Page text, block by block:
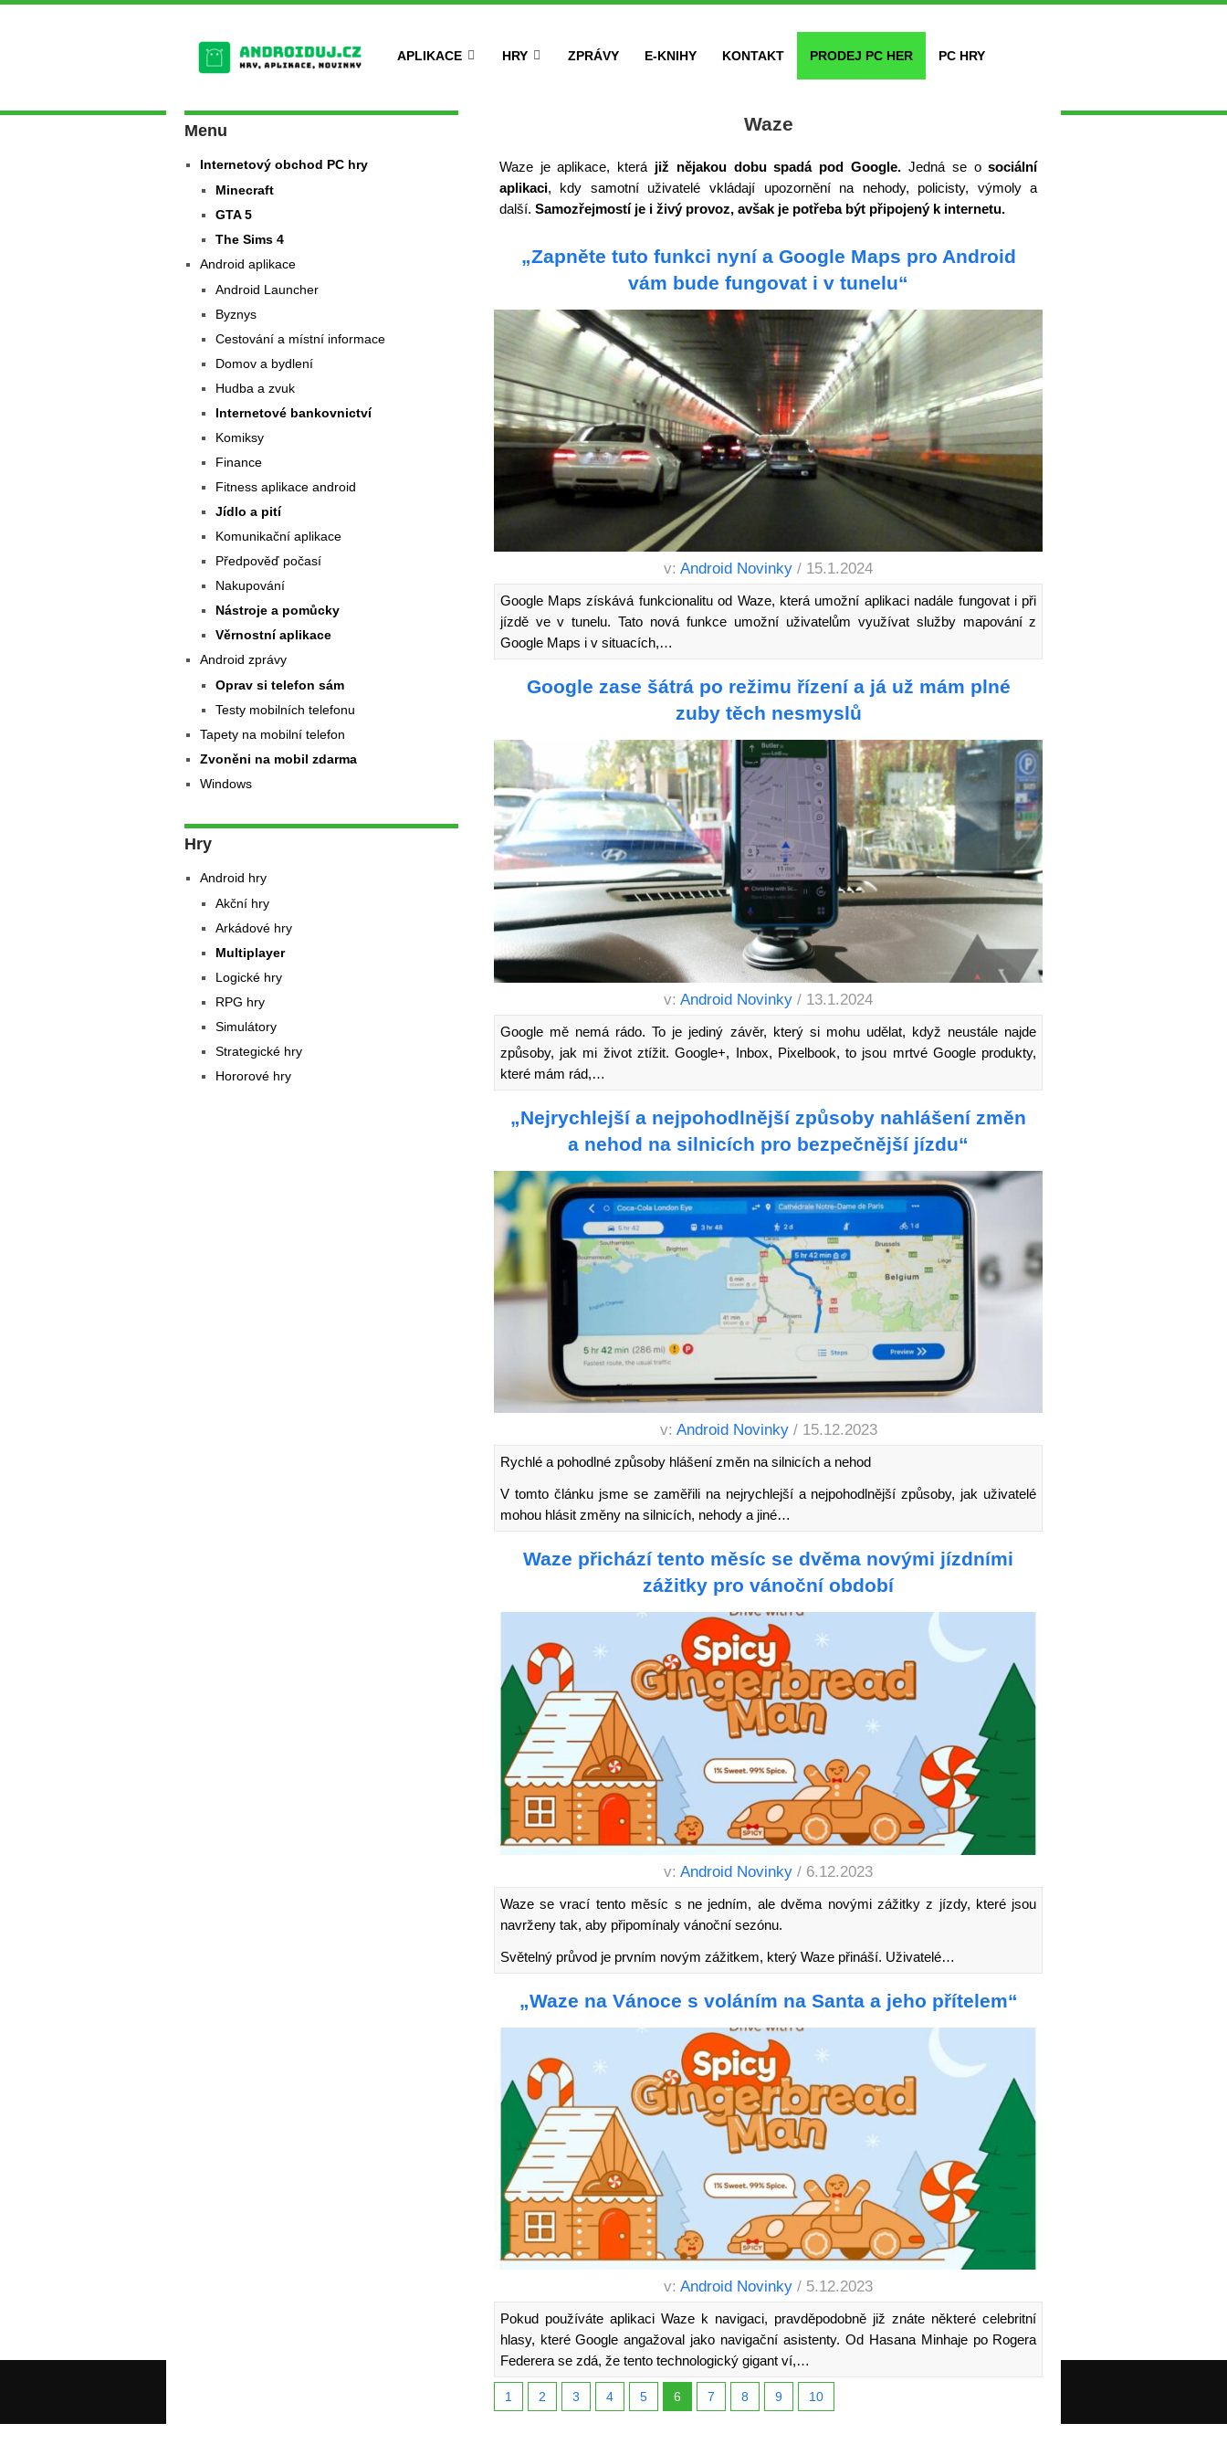
APLIKACE HRY ZPRÁVY E-KNIHY KONTAKT PRODEJ PC HER PC HRY
Waze
Waze je aplikace, která již nějakou dobu spadá pod Google. Jedná se osociální
aplikaci, kdy samotní uživatelé vkládají upozornění na nehody, policisty, výmoly a
další. Samozřejmostí je i živý provoz, avšak je potřeba být připojený k internetu.
„Zapněte tuto funkci nyní a Google Maps pro Android
vám bude fungovat i v tunelu“
v:Android Novinky / 15.1.2024
Google Maps získává funkcionalitu od Waze, která umožní aplikaci nadále fungovat i při
jízdě ve v tunelu. Tato nová funkce umožní uživatelům využívat služby mapování z
Google Maps i v situacích,…
Google zase šátrá po režimu řízení a já už mám plné
zuby těch nesmyslů
v:Android Novinky / 13.1.2024
Google mě nemá rádo. To je jediný závěr, který si mohu udělat, když neustále najde
způsoby, jak mi život ztížit. Google+, Inbox, Pixelbook, to jsou mrtvé Google produkty,
které mám rád,…
„Nejrychlejší a nejpohodlnější způsoby nahlášení změn
a nehod na silnicích pro bezpečnější jízdu“
v: Android Novinky / 15.12.2023
Rychlé a pohodlné způsoby hlášení změn na silnicích a nehod
V tomto článku jsme se zaměřili na nejrychlejší a nejpohodlnější způsoby, jak uživatelé
mohou hlásit změny na silnicích, nehody a jiné…
Waze přichází tento měsíc se dvěma novými jízdními
zážitky pro vánoční období
v:Android Novinky / 6.12.2023
Waze se vrací tento měsíc s ne jedním, ale dvěma novými zážitky z jízdy, které jsou
navrženy tak, aby připomínaly vánoční sezónu.
Světelný průvod je prvním novým zážitkem, který Waze přináší. Uživatelé…
„Waze na Vánoce s voláním na Santa a jeho přítelem“
v:Android Novinky / 5.12.2023
Pokud používáte aplikaci Waze k navigaci, pravděpodobně již znáte některé celebritní
hlasy, které Google angažoval jako navigační asistenty. Od Hasana Minhaje po Rogera
Federera se zdá, že tento technologický gigant ví,…
1 2 3 4 5 6 7 8 9 10
Menu
Internetový obchod PC hry
Minecraft
GTA 5
The Sims 4
Android aplikace
Android Launcher
Byznys
Cestování a místní informace
Domov a bydlení
Hudba a zvuk
Internetové bankovnictví
Komiksy
Finance
Fitness aplikace android
Jídlo a pití
Komunikační aplikace
Předpověď počasí
Nakupování
Nástroje a pomůcky
Věrnostní aplikace
Android zprávy
Oprav si telefon sám
Testy mobilních telefonu
Tapety na mobilní telefon
Zvoněni na mobil zdarma
Windows
Hry
Android hry
Akční hry
Arkádové hry
Multiplayer
Logické hry
RPG hry
Simulátory
Strategické hry
Hororové hry